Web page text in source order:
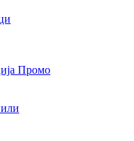
Промо